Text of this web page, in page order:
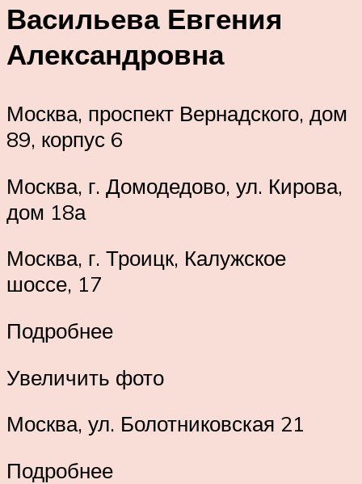
Васильева Евгения
Александровна
Москва, проспект Вернадского, дом
89, корпус 6
Москва, г. Домодедово, ул. Кирова,
дом 18а
Москва, г. Троицк, Калужское
шоссе, 17
Подробнее
Увеличить фото
Москва, ул. Болотниковская 21
Подробнее